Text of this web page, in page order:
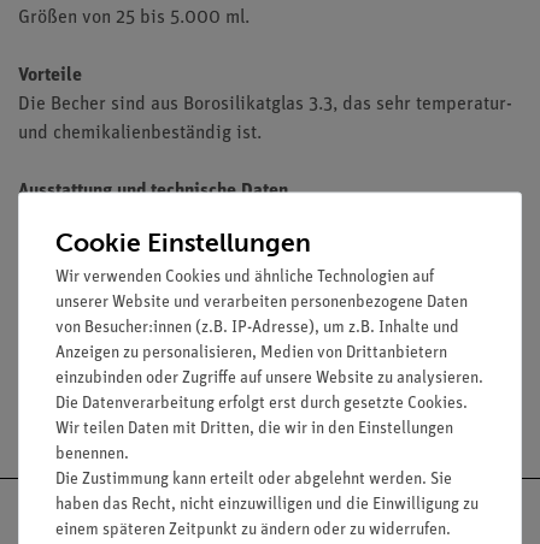
Größen von 25 bis 5.000 ml.
Vorteile
Die Becher sind aus Borosilikatglas 3.3, das sehr temperatur-
und chemikalienbeständig ist.
Ausstattung und technische Daten
Inhalt: 25 ml bis 5000 ml
Material: Borosilikatglas 3.3
Niedrige Form, Teilung und Ausguss
Versandkostenfrei ab 300,- €
Cookie Einstellungen
Wir verwenden Cookies und ähnliche Technologien auf
unserer Website und verarbeiten personenbezogene Daten
von Besucher:innen (z.B. IP-Adresse), um z.B. Inhalte und
Anzeigen zu personalisieren, Medien von Drittanbietern
einzubinden oder Zugriffe auf unsere Website zu analysieren.
Die Datenverarbeitung erfolgt erst durch gesetzte Cookies.
Wir teilen Daten mit Dritten, die wir in den Einstellungen
benennen.
Die Zustimmung kann erteilt oder abgelehnt werden. Sie
haben das Recht, nicht einzuwilligen und die Einwilligung zu
einem späteren Zeitpunkt zu ändern oder zu widerrufen.